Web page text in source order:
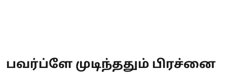
பவர்ப்ளே முடிந்ததும் பிரச்னை